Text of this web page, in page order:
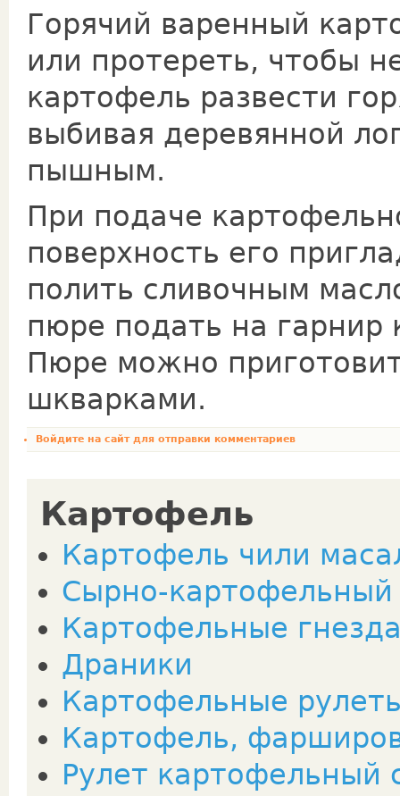
Горячий варенный
или протереть, чтобы
картофель развести
выбивая деревянной
пышным.
При подаче
поверхность его
полить сливочным
пюре подать на
Пюре можно
шкварками.
Войдите на сайтдля отправки комментариев
Картофель
Картофель чили
Сырно-картофельный
Картофельные
Драники
Картофельные
Картофель,
Рулет картофельный